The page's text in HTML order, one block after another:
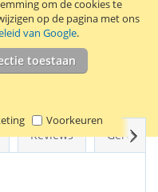
om de cookies te
op de pagina met ons
van Google.
toestaan
Voorkeuren
een extreem hoge
certificering voor inkjet
ervoor dat het papier
voor laser en inkjet
Reviews